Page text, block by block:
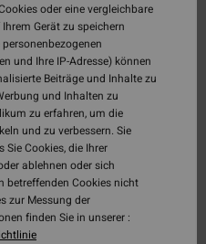
oder eine vergleichbare
Gerät zu speichern
und Ihre IP-Adresse) können
Beiträge und Inhalte zu
und Inhalten zu
zu erfahren, um die
und zu verbessern. Sie
Sie Cookies, die Ihrer
ablehnen oder sich
betreffenden Cookies nicht
zur Messung der
finden Sie in unserer :